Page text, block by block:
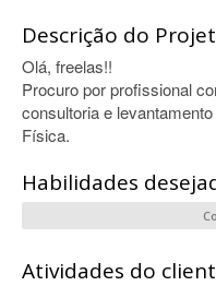
Descrição do
Olá, freelas!!
Procuro por profissional
consultoria e
Física.
Habilidades
Atividades do